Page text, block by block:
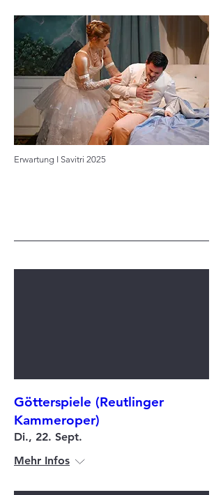
Erwartung I Savitri 2025
Götterspiele (Reutlinger
Kammeroper)
Di., 22. Sept.
Mehr Infos